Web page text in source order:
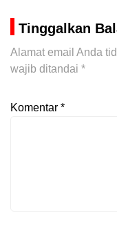
Tinggalkan
Alamat email Anda
wajib ditandai *
Komentar *